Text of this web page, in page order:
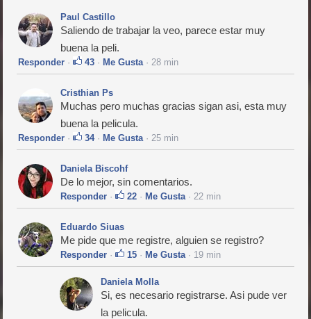
Paul Castillo
Saliendo de trabajar la veo, parece estar muy
buena la peli.
Responder · 43 · Me Gusta · 28 min
Cristhian Ps
Muchas pero muchas gracias sigan asi, esta muy
buena la pelicula.
Responder · 34· Me Gusta · 25 min
Daniela Biscohf
De lo mejor, sin comentarios.
Responder · 22 · Me Gusta · 22 min
Eduardo Siuas
Me pide que me registre, alguien se registro?
Responder · 15 · Me Gusta · 19 min
Daniela Molla
Si, es necesario registrarse. Asi pude ver
la pelicula.